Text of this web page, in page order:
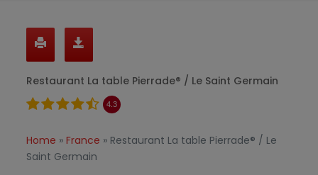
Restaurant La table Pierrade® / Le Saint Germain
4.3
Home » France » Restaurant La table Pierrade® / Le
Saint Germain